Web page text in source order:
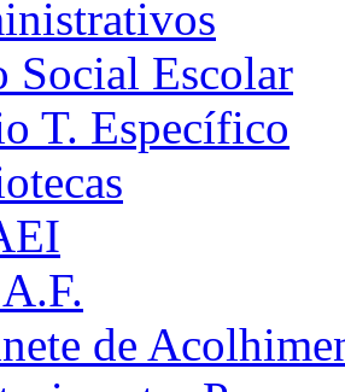
Social Escolar
T. Específico
de